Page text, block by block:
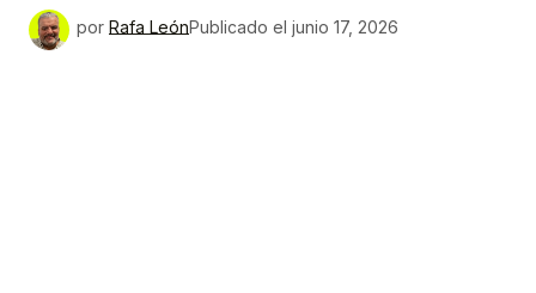
por Rafa LeónPublicado el junio 17, 2026